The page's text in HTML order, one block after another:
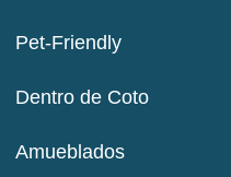
Pet-Friendly
Dentro de Coto
Amueblados